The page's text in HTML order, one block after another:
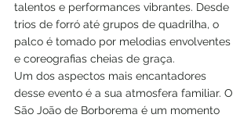
talentos e performances vibrantes. Desde
trios de forró até grupos de quadrilha, o
palco é tomado por melodias envolventes
e coreografias cheias de graça.
Um dos aspectos mais encantadores
desse evento é a sua atmosfera familiar. O
São João de Borborema é um momento